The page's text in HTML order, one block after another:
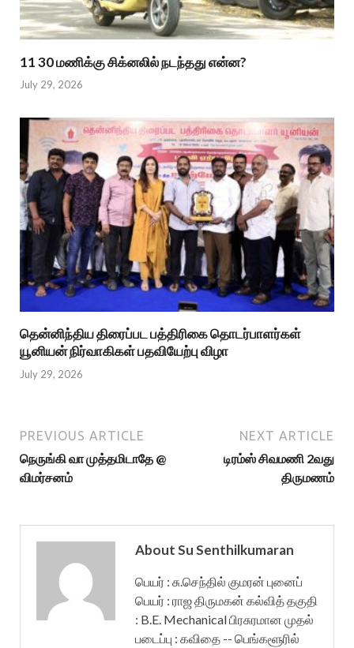
11 30 மணிக்கு சிக்னலில் நடந்தது என்ன?
July 29, 2026
தென்னிந்திய திரைப்பட பத்திரிகை தொடர்பாளர்கள்
யூனியன் நிர்வாகிகள் பதவியேற்பு விழா
July 29, 2026
PREVIOUS ARTICLE
நெருங்கி வா முத்தமிடாதே @
விமர்சனம்
NEXT ARTICLE
டிரம்ஸ் சிவமணி 2வது
திருமணம்
About Su Senthilkumaran
பெயர் : சு.செந்தில் குமரன் புனைப்
பெயர் : ராஜ திருமகன் கல்வித் தகுதி
: B.E. Mechanical பிரசுரமான முதல்
படைப்பு : கவிதை -- பெங்களூரில்